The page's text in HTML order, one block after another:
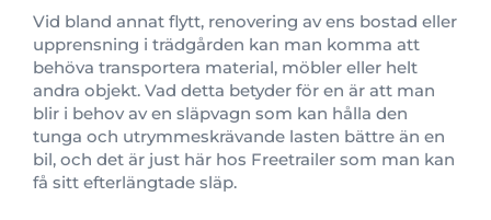
Vid bland annat flytt, renovering av ens bostad eller
upprensning i trädgården kan man komma att
behöva transportera material, möbler eller helt
andra objekt. Vad detta betyder för en är att man
blir i behov av en släpvagn som kan hålla den
tunga och utrymmeskrävande lasten bättre än en
bil, och det är just här hos Freetrailer som man kan
få sitt efterlängtade släp.